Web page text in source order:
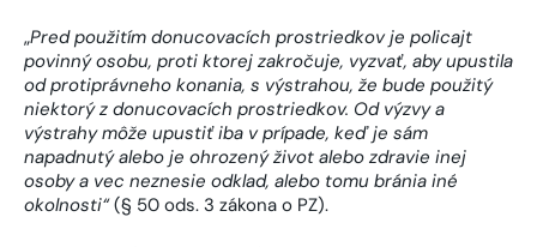
„Pred použitím donucovacích prostriedkov je policajt
povinný osobu, proti ktorej zakročuje, vyzvať, aby upustila
od protiprávneho konania, s výstrahou, že bude použitý
niektorý z donucovacích prostriedkov. Od výzvy a
výstrahy môže upustiť iba v prípade, keď je sám
napadnutý alebo je ohrozený život alebo zdravie inej
osoby a vec neznesie odklad, alebo tomu bránia iné
okolnosti“(§ 50 ods. 3 zákona o PZ).